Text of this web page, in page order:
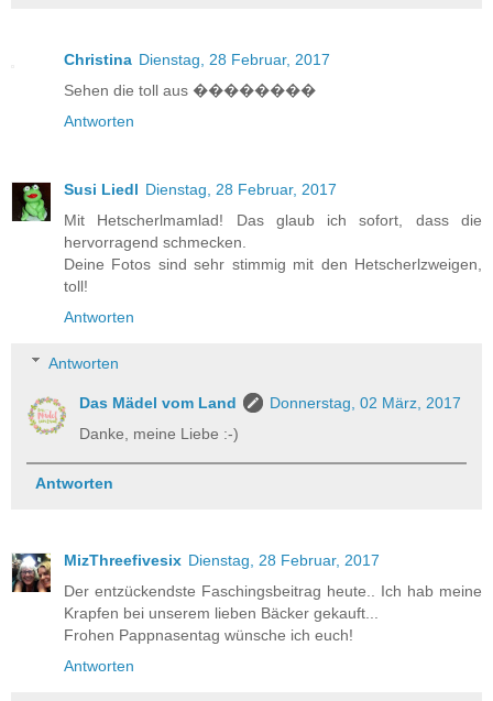
Christina Dienstag, 28 Februar, 2017
Sehen die toll aus ��������
Antworten
Susi Liedl Dienstag, 28 Februar, 2017
Mit Hetscherlmamlad! Das glaub ich sofort, dass die
hervorragend schmecken.
Deine Fotos sind sehr stimmig mit den Hetscherlzweigen,
toll!
Antworten
Antworten
Das Mädel vom Land
Donnerstag, 02 März, 2017
Danke, meine Liebe :-)
Antworten
MizThreefivesix Dienstag, 28 Februar, 2017
Der entzückendste Faschingsbeitrag heute.. Ich hab meine
Krapfen bei unserem lieben Bäcker gekauft...
Frohen Pappnasentag wünsche ich euch!
Antworten